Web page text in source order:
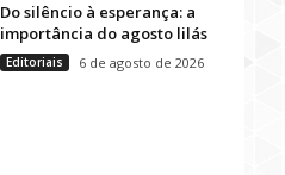
Do silêncio à esperança: a
importância do agosto lilás
Editoriais 6 de agosto de 2026